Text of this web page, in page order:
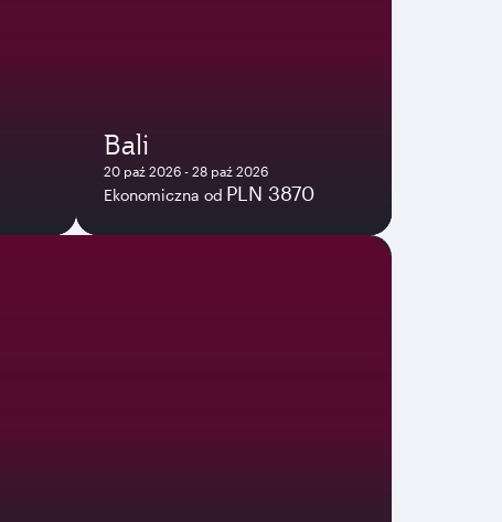
Bali
20 paź 2026 - 28 paź 2026
Ekonomiczna od PLN 3870